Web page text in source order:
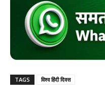
TAGS विश्व हिंदी दिवस